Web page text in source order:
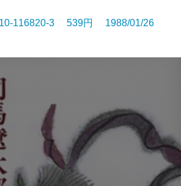
116820-3 539円 1988/01/26